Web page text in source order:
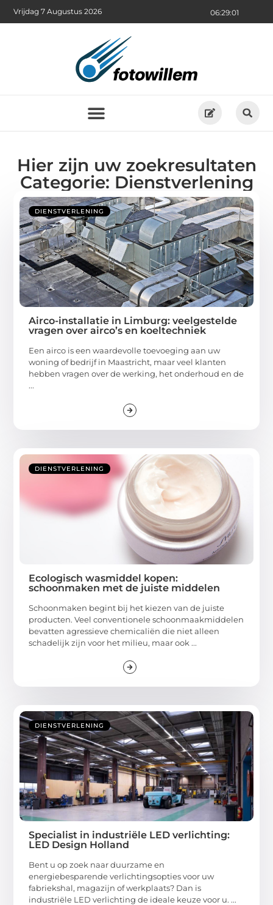
06:29:02
Vrijdag 7 Augustus 2026
Hier zijn uw zoekresultaten
Categorie: Dienstverlening
DIENSTVERLENING
Airco-installatie in Limburg: veelgestelde
vragen over airco’s en koeltechniek
Een airco is een waardevolle toevoeging aan uw
woning of bedrijf in Maastricht, maar veel klanten
hebben vragen over de werking, het onderhoud en de
...
DIENSTVERLENING
Ecologisch wasmiddel kopen:
schoonmaken met de juiste middelen
Schoonmaken begint bij het kiezen van de juiste
producten. Veel conventionele schoonmaakmiddelen
bevatten agressieve chemicaliën die niet alleen
schadelijk zijn voor het milieu, maar ook ...
DIENSTVERLENING
Specialist in industriële LED verlichting:
LED Design Holland
Bent u op zoek naar duurzame en
energiebesparende verlichtingsopties voor uw
fabriekshal, magazijn of werkplaats? Dan is
industriële LED verlichting de ideale keuze voor u. ...